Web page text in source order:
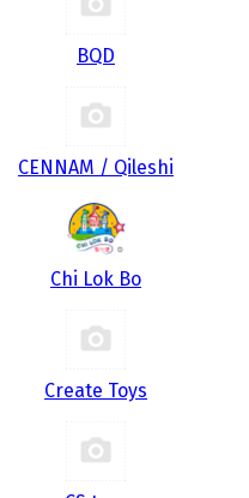
BQD
CENNAM / Qileshi
Chi Lok Bo
Create Toys